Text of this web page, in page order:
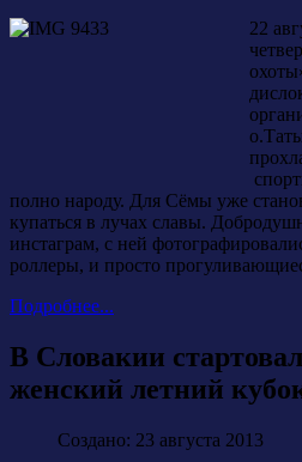
22
полно народу. Для Сёмы уже
купаться в лучах славы.
инстаграм, с ней
роллеры, и просто
Подробнее...
В Словакии
женский летний
Создано: 23 августа 2013